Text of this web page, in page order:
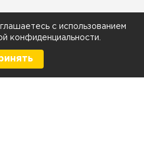
с использованием
конфиденциальности